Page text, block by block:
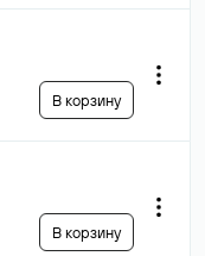
В корзину
В корзину